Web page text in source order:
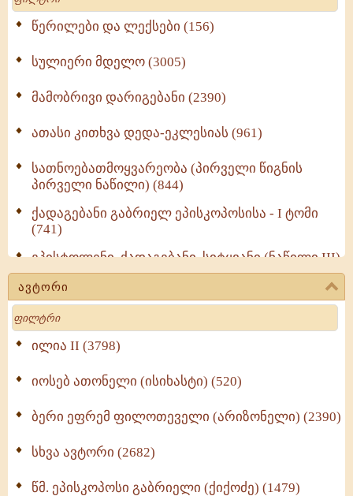
წერილები და ლექსები (156)
სულიერი მდელო (3005)
მამობრივი დარიგებანი (2390)
ათასი კითხვა დედა-ეკლესიას (961)
სათნოებათმოყვარეობა (პირველი წიგნის
პირველი ნაწილი) (844)
ქადაგებანი გაბრიელ ეპისკოპოსისა - I ტომი
(741)
ეპისტოლენი, ქადაგებანი, სიტყვანი (ნაწილი III)
(723)
მოძღვრის ძალზე სასარგებლო რჩევები
მრევლისათვის (545)
Wisdomge (514)
ქადაგებანი გაბრიელ ეპისკოპოსისა - II ტომი
სულიერი ცხოვრების სახელმძღვანელო -
ნაწილი II (369)
ავტორი
Search
ილია II (3798)
იოსებ ათონელი (ისიხასტი) (520)
ბერი ეფრემ ფილოთეველი (არიზონელი) (2390)
სხვა ავტორი (2682)
წმ. ეპისკოპოსი გაბრიელი (ქიქოძე) (1479)